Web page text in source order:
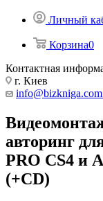
Личный
Корзина0
Контактная
г. Киев
авторинг
PRO CS4 и
(+CD)